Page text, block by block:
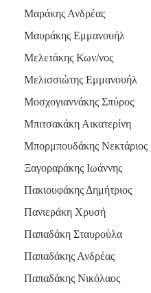
Μαράκης Ανδρέας
Μαυράκης Εμμανουήλ
Μελετάκης Κων/νος
Μελισσιώτης Εμμανουήλ
Μοσχογιαννάκης Σπύρος
Μπιτσακάκη Αικατερίνη
Μπορμπουδάκης Νεκτάριος
Ξαγοραράκης Ιωάννης
Πακιουφάκης Δημήτριος
Πανιεράκη Χρυσή
Παπαδάκη Σταυρούλα
Παπαδάκης Ανδρέας
Παπαδάκης Νικόλαος